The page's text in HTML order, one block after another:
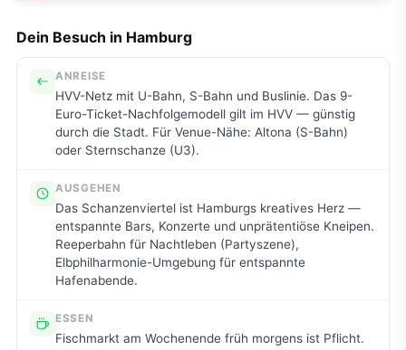
Dein Besuch in Hamburg
ANREISE
HVV-Netz mit U-Bahn, S-Bahn und Buslinie. Das 9-
Euro-Ticket-Nachfolgemodell gilt im HVV — günstig
durch die Stadt. Für Venue-Nähe: Altona (S-Bahn)
oder Sternschanze (U3).
AUSGEHEN
Das Schanzenviertel ist Hamburgs kreatives Herz —
entspannte Bars, Konzerte und unprätentiöse Kneipen.
Reeperbahn für Nachtleben (Partyszene),
Elbphilharmonie-Umgebung für entspannte
Hafenabende.
ESSEN
Fischmarkt am Wochenende früh morgens ist Pflicht.